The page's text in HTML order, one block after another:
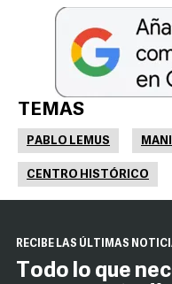
TEMAS
PABLO LEMUS
CENTRO HISTÓRICO
RECIBE LAS ÚLTIMAS
Todo lo que